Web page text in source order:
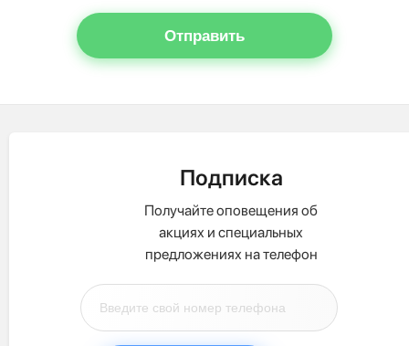
Отправить
Подписка
Получайте оповещения об
акциях и специальных
предложениях на телефон